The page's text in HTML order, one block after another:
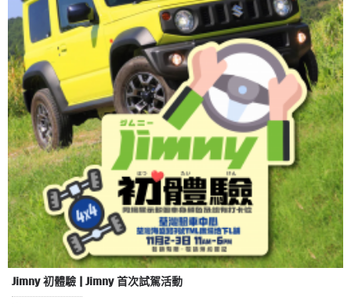
Jimny 初體驗 | Jimny 首次試駕活動